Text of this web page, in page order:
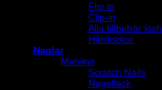
Flip in
Clip-in
Alla tillbehör
Hårdockor
Naglar
Manikyr
Scratch Nails
Nagellack